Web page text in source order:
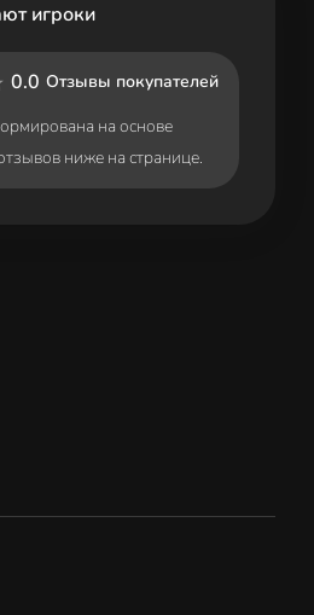
игроки
0.0 Отзывы покупателей
на основе
ниже на странице.